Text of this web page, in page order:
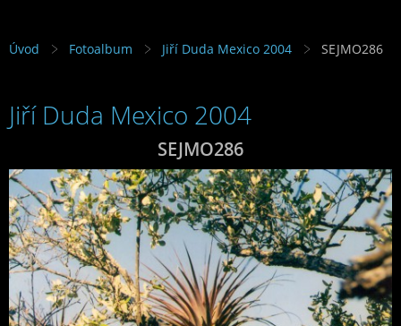
Úvod Fotoalbum Jiří Duda Mexico 2004 SEJMO286
Jiří Duda Mexico 2004
SEJMO286